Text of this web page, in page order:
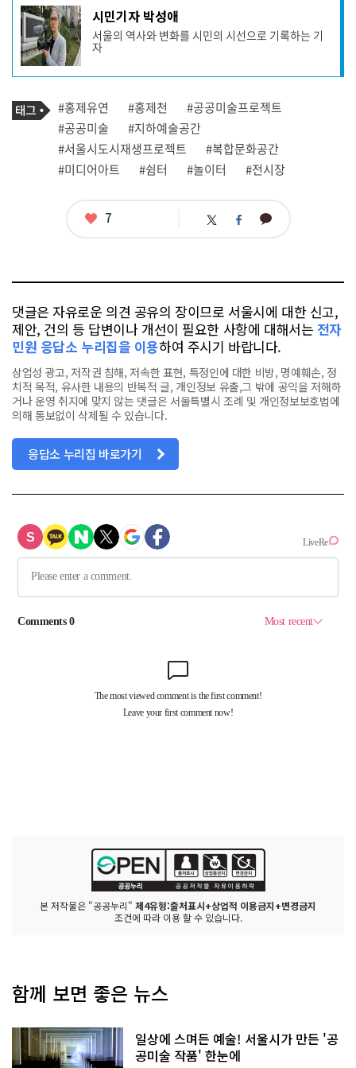
기
사
작
성
자
프
필
시민기자 박성애
서울의 역사와 변화를 시민의 시선으로 기록하는 기
자
기
사
관
련
태
그
태
그
#홍제유연 #홍제천
#공공미술프로젝트
#공공미술
#지하예술공간
#서울시도시재생프로젝트
#복합문화공간
#미디어아트
#쉼터 #놀이터 #전시장
좋
7 트 페 카
댓글은 자유로운 의견 공유의 장이므로 서울시에 대한 신고,
제안, 건의 등 답변이나 개선이 필요한 사항에 대해서는 전자
민원 응답소 누리집을 이용하여 주시기 바랍니다.
상업성 광고, 저작권 침해, 저속한 표현, 특정인에 대한 비방, 명예훼손, 정
치적 목적, 유사한 내용의 반복적 글, 개인정보 유출,그 밖에 공익을 저해하
거나 운영 취지에 맞지 않는 댓글은 서울특별시 조례 및 개인정보보호법에
의해 통보없이 삭제될 수 있습니다.
응답소 누리집 바로가기
본 저작물은 "공공누리" 제4유형:출처표시+상업적 이용금지+변경금지
조건에 따라 이용 할 수 있습니다.
함께 보면 좋은 뉴스
일상에 스며든 예술! 서울시가 만든 '공
공미술 작품' 한눈에